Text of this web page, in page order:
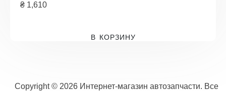
₴ 1,610
В КОРЗИНУ
Copyright © 2026 Интернет-магазин автозапчасти. Все